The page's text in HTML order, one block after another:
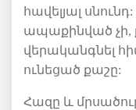
հավելյալ սնունդ:
ապաքինված չի,
վերականգնել
ունեցած քաշը:
Հազը և